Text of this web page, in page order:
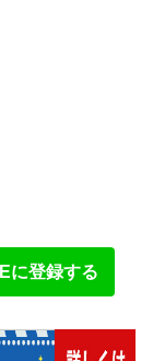
に登録する